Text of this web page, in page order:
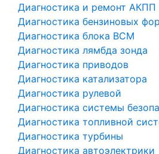
Диагностика и ремонт АКПП
Диагностика бензиновых
Диагностика блока BCM
Диагностика лямбда зонда
Диагностика приводов
Диагностика катализатора
Диагностика рулевой
Диагностика системы
Диагностика топливной
Диагностика турбины
Диагностика автоэлектрики